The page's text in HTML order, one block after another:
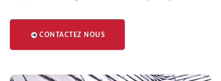
CONTACTEZ NOUS